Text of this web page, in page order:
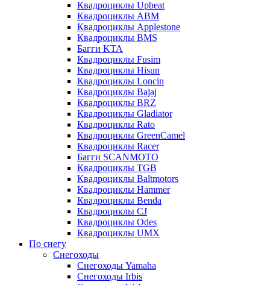
Квадроциклы Upbeat
Квадроциклы ABM
Квадроциклы Applestone
Квадроциклы BMS
Багги KTA
Квадроциклы Fusim
Квадроциклы Hisun
Квадроциклы Loncin
Квадроциклы Bajaj
Квадроциклы BRZ
Квадроциклы Gladiator
Квадроциклы Rato
Квадроциклы GreenCamel
Квадроциклы Racer
Багги SCANMOTO
Квадроциклы TGB
Квадроциклы Baltmotors
Квадроциклы Hammer
Квадроциклы Benda
Квадроциклы CJ
Квадроциклы Odes
Квадроциклы UMX
По снегу
Снегоходы
Снегоходы Yamaha
Снегоходы Irbis